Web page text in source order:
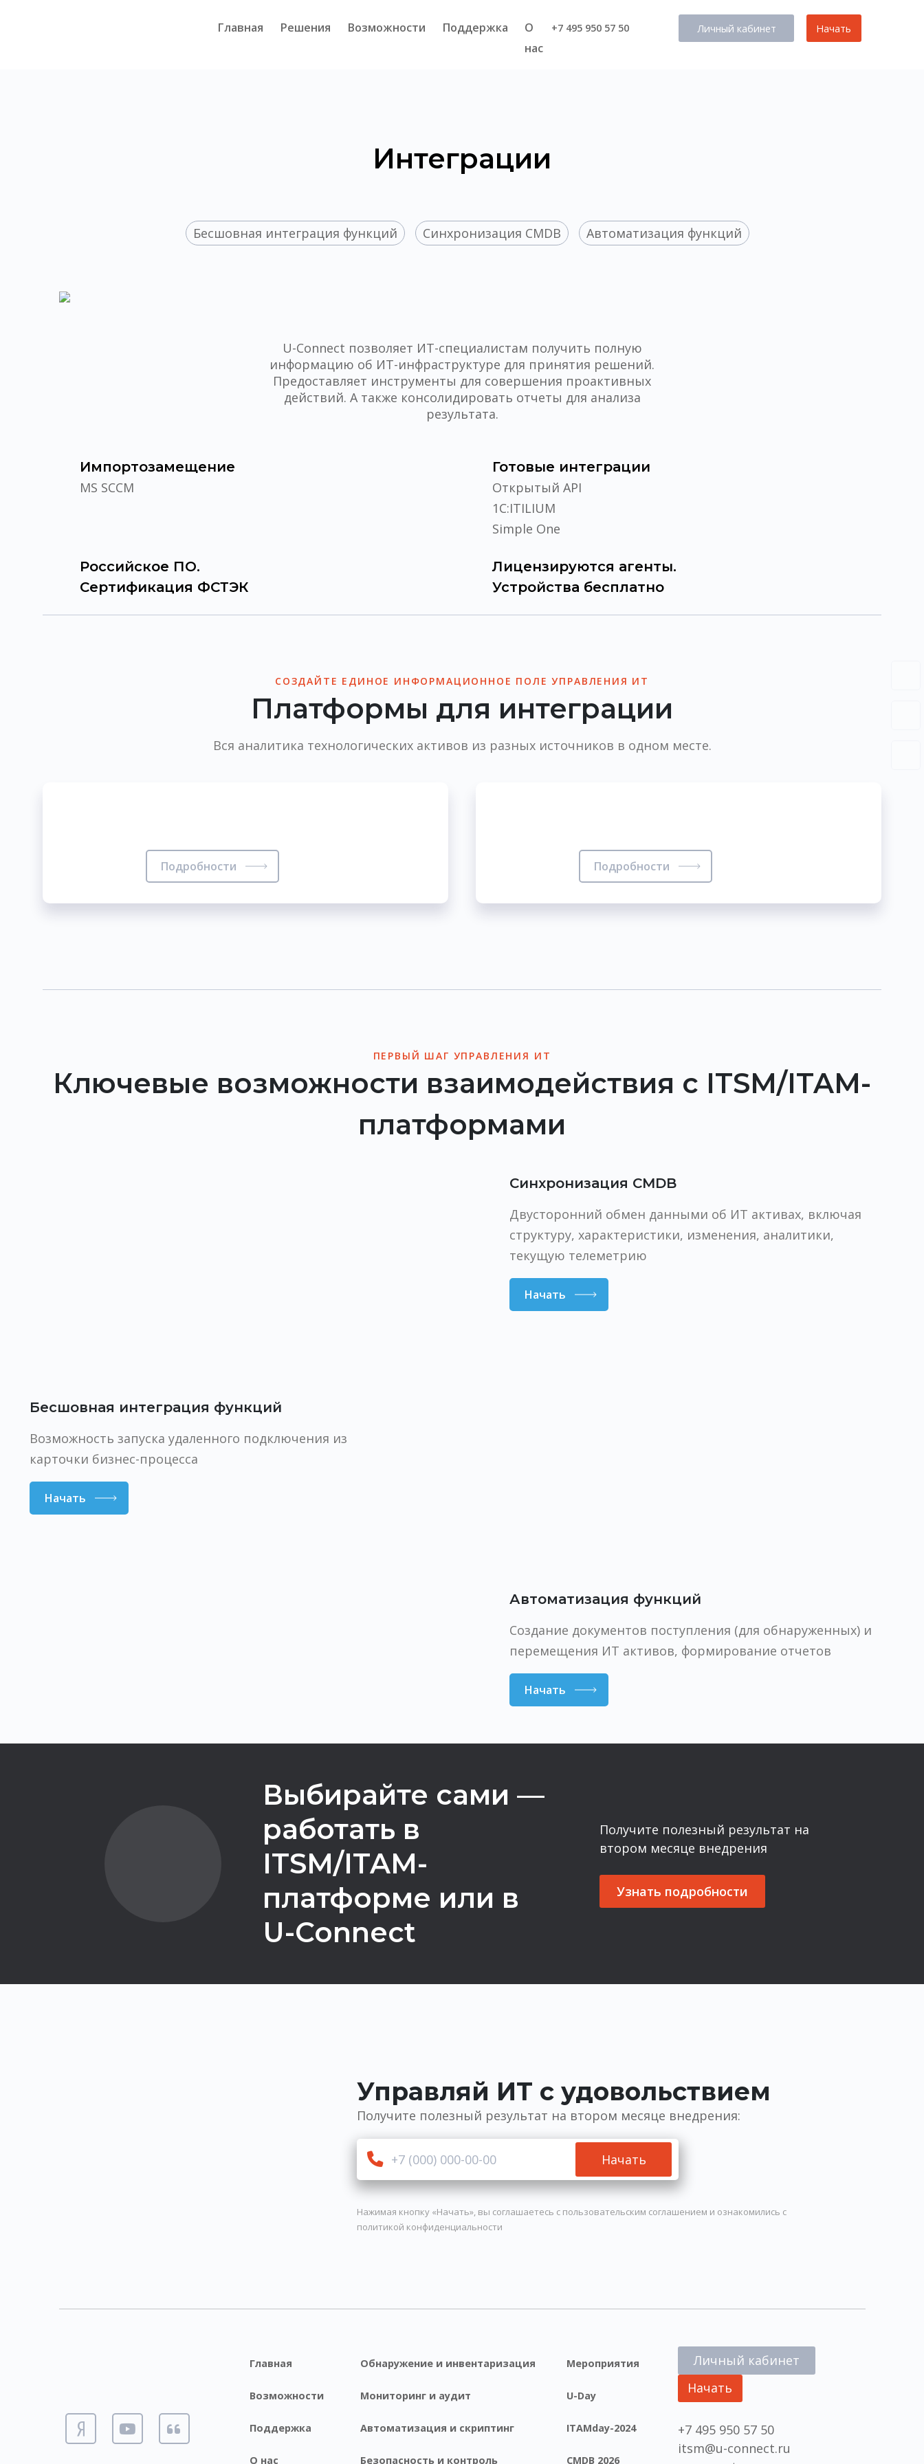
Главная Решения Возможности Поддержка
О
нас
+7 495 950 57 50 Личный кабинет Начать
Интеграции
Бесшовная интеграция функций Синхронизация CMDB Автоматизация функций
U-Connect позволяет ИТ-специалистам получить полную
информацию об ИТ-инфраструктуре для принятия решений.
Предоставляет инструменты для совершения проактивных
действий. А также консолидировать отчеты для анализа
результата.
Импортозамещение
MS SCCM
Готовые интеграции
Открытый API
1C:ITILIUM
Simple One
Российское ПО.
Сертификация ФСТЭК
Лицензируются агенты.
Устройства бесплатно
СОЗДАЙТЕ ЕДИНОЕ ИНФОРМАЦИОННОЕ ПОЛЕ УПРАВЛЕНИЯ ИТ
Платформы для интеграции
Вся аналитика технологических активов из разных источников в одном месте.
Подробности Подробности
ПЕРВЫЙ ШАГ УПРАВЛЕНИЯ ИТ
Ключевые возможности взаимодействия с ITSM/ITAM-
платформами
Синхронизация CMDB
Двусторонний обмен данными об ИТ активах, включая
структуру, характеристики, изменения, аналитики,
текущую телеметрию
Начать
Бесшовная интеграция функций
Возможность запуска удаленного подключения из
карточки бизнес-процесса
Начать
Автоматизация функций
Создание документов поступления (для обнаруженных) и
перемещения ИТ активов, формирование отчетов
Начать
Выбирайте сами —
работать в
ITSM/ITAM-
платформе или в
U-Connect
Получите полезный результат на
втором месяце внедрения
Узнать подробности
Управляй ИТ с удовольствием
Получите полезный результат на втором месяце внедрения:
Начать
Нажимая кнопку «Начать», вы соглашаетесь с пользовательским соглашением и ознакомились с
политикой конфиденциальности
Главная
Возможности
Поддержка
О нас
Обнаружение и инвентаризация
Мониторинг и аудит
Автоматизация и скриптинг
Безопасность и контроль
Мероприятия
U-Day
ITAMday-2024
CMDB 2026
Личный кабинет
Начать
+7 495 950 57 50
itsm@u-connect.ru